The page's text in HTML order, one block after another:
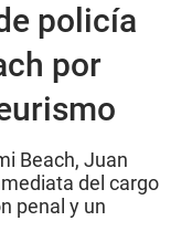
policía
por
Beach, Juan
del cargo
penal y un